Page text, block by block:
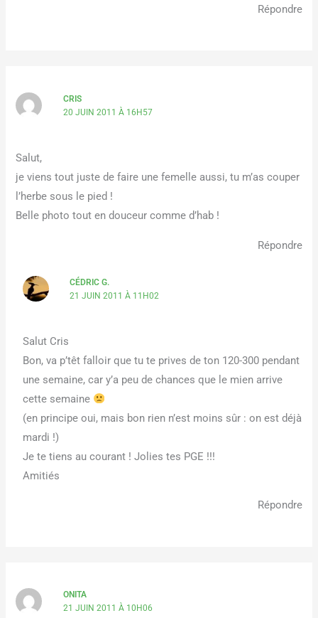
Répondre
CRIS
20 JUIN 2011 À 16H57
Salut,
je viens tout juste de faire une femelle aussi, tu m’as couper
l’herbe sous le pied !
Belle photo tout en douceur comme d’hab !
Répondre
CÉDRIC G.
21 JUIN 2011 À 11H02
Salut Cris
Bon, va p’têt falloir que tu te prives de ton 120-300 pendant
une semaine, car y’a peu de chances que le mien arrive
cette semaine
(en principe oui, mais bon rien n’est moins sûr : on est déjà
mardi !)
Je te tiens au courant ! Jolies tes PGE !!!
Amitiés
Répondre
ONITA
21 JUIN 2011 À 10H06